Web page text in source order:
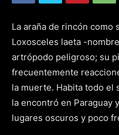
La araña de rincón como
Loxosceles laeta -
artrópodo peligroso; su
frecuentemente
la muerte. Habita todo el
la encontró en Paraguay
lugares oscuros y poco